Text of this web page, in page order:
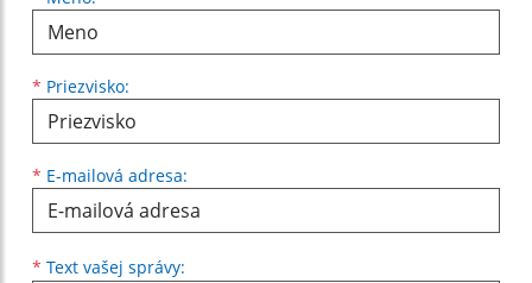
* Priezvisko:
* E-mailová adresa:
* Text vašej správy: